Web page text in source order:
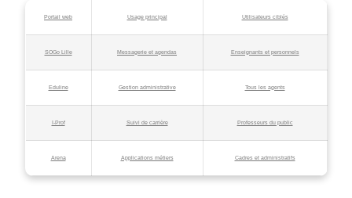
Portail web Usage principal Utilisateurs ciblés
SOGo Lille Messagerie et agendas Enseignants et personnels
Eduline Gestion administrative Tous les agents
I-Prof Suivi de carrière Professeurs du public
Arena Applications métiers Cadres et administratifs